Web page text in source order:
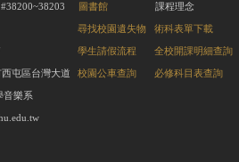
屯區台灣大道
音樂系
圖書館
尋找校園遺失物
學生請假流程
校園公車查詢
課程理念
術科表單下載
全校開課明細查詢
必修科目表查詢